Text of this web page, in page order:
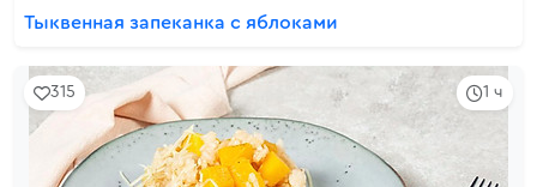
Тыквенная запеканка с яблоками
1 ч
315